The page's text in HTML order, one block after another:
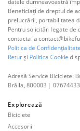
Beneficiați de dreptul de
prelucrării, portabilitatea
Pentru solicitări legate de
contacta la
Politica de Confidențialitate
Returși Politica Cookie
Adresă Service Biciclete:
Brăila, 800003 |
Explorează
Biciclete
Accesorii